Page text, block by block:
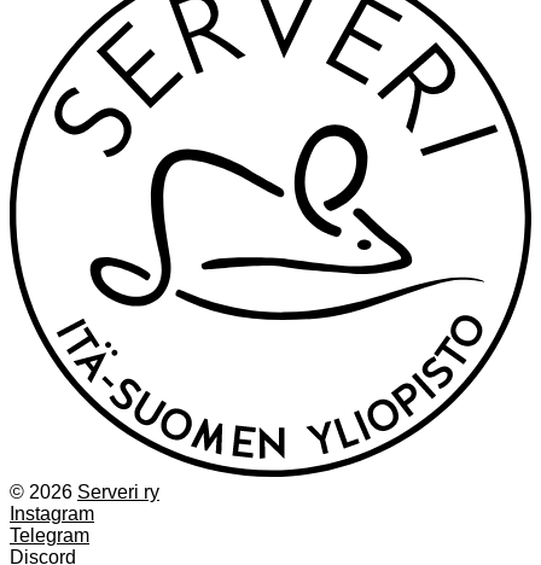
© 2026 Serveri ry
Instagram
Telegram
Discord